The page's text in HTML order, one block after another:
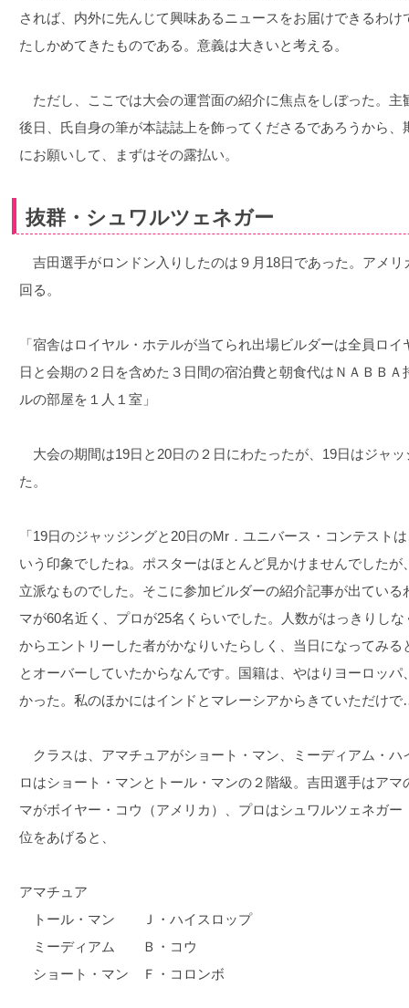
されば、内外に先んじて興味あるニュースをお届けできるわ
たしかめてきたものである。意義は大きいと考える。
ただし、ここでは大会の運営面の紹介に焦点をしぼった。主
後日、氏自身の筆が本誌誌上を飾ってくださるであろうから
にお願いして、まずはその露払い。
抜群・シュワルツェネガー
吉田選手がロンドン入りしたのは９月18日であった。アメ
回る。
「宿舎はロイヤル・ホテルが当てられ出場ビルダーは全員ロ
日と会期の２日を含めた３日間の宿泊費と朝食代はＮＡＢＢ
ルの部屋を１人１室」
大会の期間は19日と20日の２日にわたったが、19日はジャ
た。
「19日のジャッジングと20日のMr．ユニバース・コンテスト
いう印象でしたね。ポスターはほとんど見かけませんでした
立派なものでした。そこに参加ビルダーの紹介記事が出てい
マが60名近く、プロが25名くらいでした。人数がはっきりし
からエントリーした者がかなりいたらしく、当日になってみ
とオーバーしていたからなんです。国籍は、やはりヨーロッ
かった。私のほかにはインドとマレーシアからきていただけ
クラスは、アマチュアがショート・マン、ミーディアム・ハ
ロはショート・マンとトール・マンの２階級。吉田選手はア
マがボイヤー・コウ（アメリカ）、プロはシュワルツェネガ
位をあげると、
アマチュア
トール・マン Ｊ・ハイスロップ
ミーディアム Ｂ・コウ
ショート・マン Ｆ・コロンボ